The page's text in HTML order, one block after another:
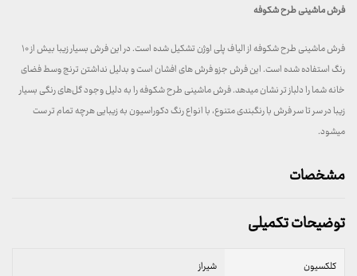
فرش ماشینی طرح شکوفه
فرش ماشینی طرح شکوفه از الیاف پلی اوژن تشکیل شده است. در این فرش بسیار زیبا بیش از ۱۰
رنگ استفاده شده است. این فرش جزو فرش های افشان است و بدلیل نداشتن ترنج وسط فضای
خانه شما را دلباز تر نشان میدهد. فرش ماشینی طرح شکوفه را به دلیل وجود گل‌های رنگی بسیار
زیبا در سر تا سر فرش با رنگبندی متنوع، با انواع رنگ دکوراسیون به زیبایی هرچه تمام تر ست
میشود.
مشخصات
توضیحات تکمیلی
کلکسیون شیراز